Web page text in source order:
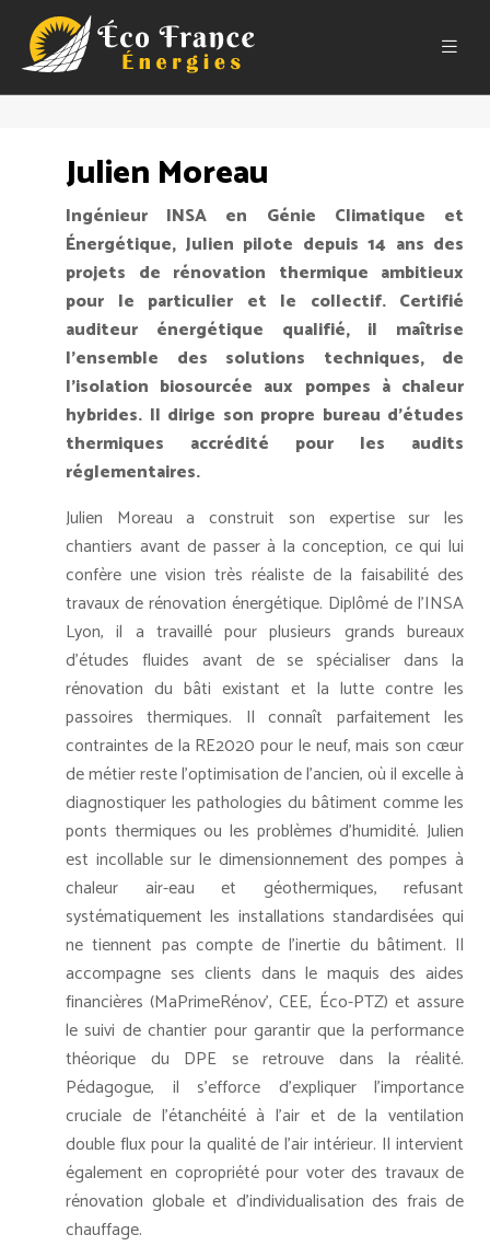
Julien Moreau
Ingénieur INSA en Génie Climatique et
Énergétique, Julien pilote depuis 14 ans des
projets de rénovation thermique ambitieux
pour le particulier et le collectif. Certifié
auditeur énergétique qualifié, il maîtrise
l'ensemble des solutions techniques, de
l'isolation biosourcée aux pompes à chaleur
hybrides. Il dirige son propre bureau d'études
thermiques accrédité pour les audits
réglementaires.
Julien Moreau a construit son expertise sur les
chantiers avant de passer à la conception, ce qui lui
confère une vision très réaliste de la faisabilité des
travaux de rénovation énergétique. Diplômé de l'INSA
Lyon, il a travaillé pour plusieurs grands bureaux
d'études fluides avant de se spécialiser dans la
rénovation du bâti existant et la lutte contre les
passoires thermiques. Il connaît parfaitement les
contraintes de la RE2020 pour le neuf, mais son cœur
de métier reste l'optimisation de l'ancien, où il excelle à
diagnostiquer les pathologies du bâtiment comme les
ponts thermiques ou les problèmes d'humidité. Julien
est incollable sur le dimensionnement des pompes à
chaleur air-eau et géothermiques, refusant
systématiquement les installations standardisées qui
ne tiennent pas compte de l'inertie du bâtiment. Il
accompagne ses clients dans le maquis des aides
financières (MaPrimeRénov', CEE, Éco-PTZ) et assure
le suivi de chantier pour garantir que la performance
théorique du DPE se retrouve dans la réalité.
Pédagogue, il s'efforce d'expliquer l'importance
cruciale de l'étanchéité à l'air et de la ventilation
double flux pour la qualité de l'air intérieur. Il intervient
également en copropriété pour voter des travaux de
rénovation globale et d'individualisation des frais de
chauffage.